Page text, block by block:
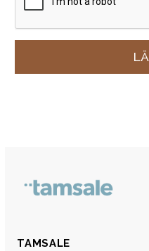
TAMSALE